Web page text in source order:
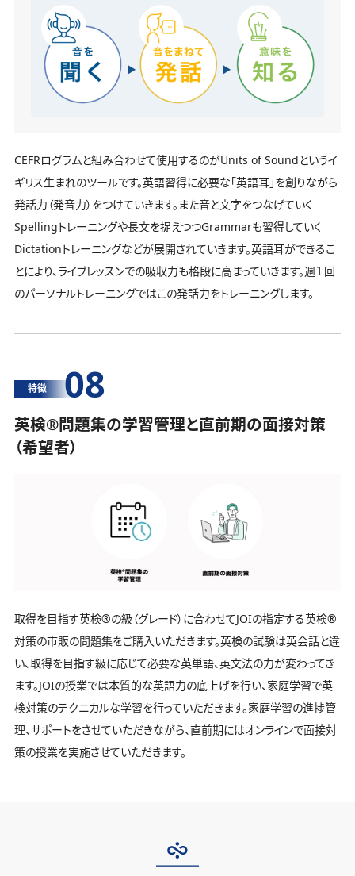
CEFRログラムと組み合わせて使用するのがUnits of Soundというイ
ギリス生まれのツールです。英語習得に必要な「英語耳」を創りながら
発話力（発音力）をつけていきます。また音と文字をつなげていく
Spellingトレーニングや長文を捉えつつGrammarも習得していく
Dictationトレーニングなどが展開されていきます。英語耳ができるこ
とにより、ライブレッスンでの吸収力も格段に高まっていきます。週１回
のパーソナルトレーニングではこの発話力をトレーニングします。
特徴 08
英検®️問題集の学習管理と直前期の面接対策
（希望者）
取得を目指す英検®️の級（グレード）に合わせてJOIの指定する英検®️
対策の市販の問題集をご購入いただきます。英検の試験は英会話と違
い、取得を目指す級に応じて必要な英単語、英文法の力が変わってき
ます。JOIの授業では本質的な英語力の底上げを行い、家庭学習で英
検対策のテクニカルな学習を行っていただきます。家庭学習の進捗管
理、サポートをさせていただきながら、直前期にはオンラインで面接対
策の授業を実施させていただきます。